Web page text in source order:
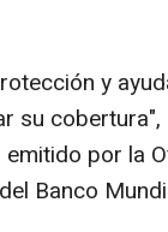
y
su
por la
Banco